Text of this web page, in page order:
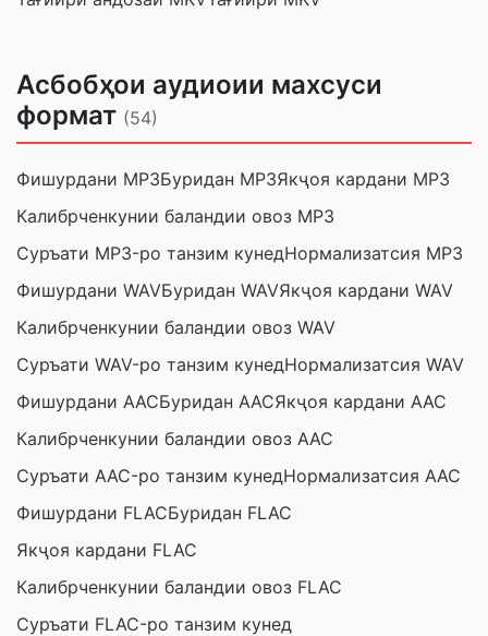
Асбобҳои аудиоии махсуси
формат (54)
Фишурдани MP3Буридан MP3Якҷоя кардани MP3
Калибрченкунии баландии овоз MP3
Суръати MP3-ро танзим кунедНормализатсия MP3
Фишурдани WAVБуридан WAVЯкҷоя кардани WAV
Калибрченкунии баландии овоз WAV
Суръати WAV-ро танзим кунедНормализатсия WAV
Фишурдани AACБуридан AACЯкҷоя кардани AAC
Калибрченкунии баландии овоз AAC
Суръати AAC-ро танзим кунедНормализатсия AAC
Фишурдани FLACБуридан FLAC
Якҷоя кардани FLAC
Калибрченкунии баландии овоз FLAC
Суръати FLAC-ро танзим кунед